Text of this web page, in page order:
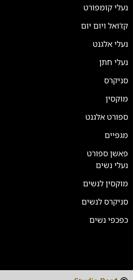
נעלי קומפורט
קז'ואל ויום יום
נעלי אלגנט
נעלי חתן
סניקרס
מוקסין
ספורט אלגנט
מגפיים
פאשן ספורט
נעלי נשים
מוקסין לנשים
סניקרס לנשים
כפכפי נשים
💬